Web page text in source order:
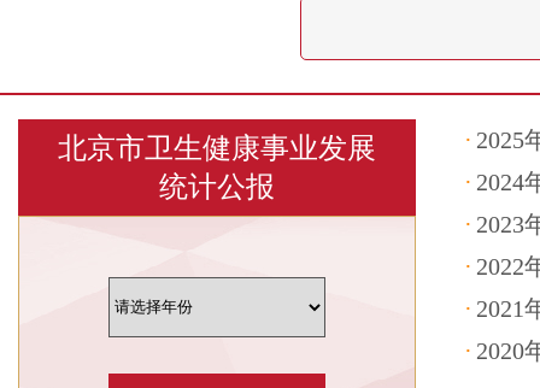
北京市卫生健康事业发展
统计公报
· 2025
· 2024
· 2023
· 2022
· 2021
· 2020